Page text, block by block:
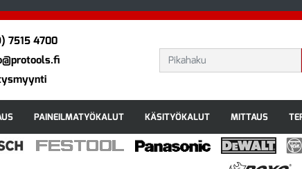
7515 4700
PAINEILMATYÖKALUT KÄSITYÖKALUT MITTAUS